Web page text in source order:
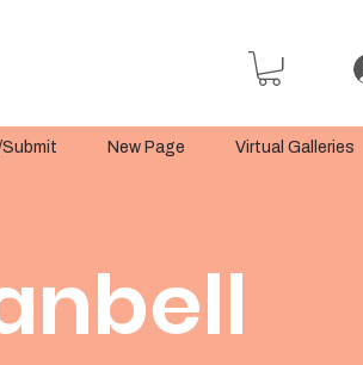
New Page Virtual Galleries